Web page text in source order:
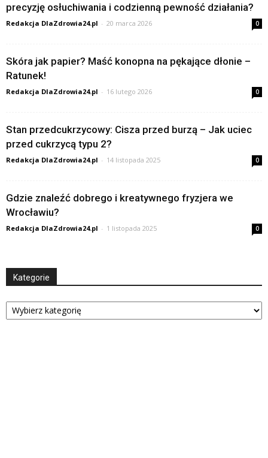
precyzję osłuchiwania i codzienną pewność działania?
Redakcja DlaZdrowia24.pl - 20 marca 2026 0
Skóra jak papier? Maść konopna na pękające dłonie –
Ratunek!
Redakcja DlaZdrowia24.pl - 16 lutego 2026 0
Stan przedcukrzycowy: Cisza przed burzą – Jak uciec
przed cukrzycą typu 2?
Redakcja DlaZdrowia24.pl - 14 listopada 2025 0
Gdzie znaleźć dobrego i kreatywnego fryzjera we
Wrocławiu?
Redakcja DlaZdrowia24.pl - 1 listopada 2025 0
Kategorie
Kategorie